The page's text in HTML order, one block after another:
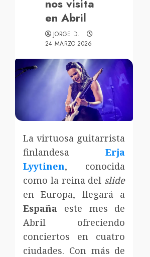
nos visita
en Abril
JORGE D.
24 MARZO 2026
La virtuosa guitarrista
finlandesaErja
Lyytinen, conocida
como la reina del slide
en Europa, llegará a
España este mes de
Abril ofreciendo
conciertos en cuatro
ciudades. Con más de